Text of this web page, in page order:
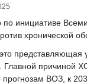
по инициативе
хронической
представляющая
Главной причиной
прогнозам ВОЗ, к